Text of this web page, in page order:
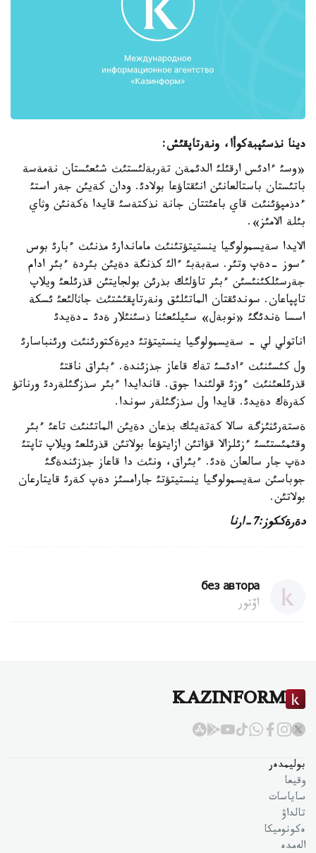
دينا نذسئپبةكوأا، ونةرتاپقئش:
«وسئ ءادئس ارقئلئ الدئمةن تةربةلئستئث شئعئستان نةمةسة
باتئستان باستالعانئن انئقتاؤعا بولادئ. ودان كةيئن جةر استئ
ءدذمپؤئنئث قاي باعئتتان جانة نذكتةسئ قايدا ةكةنئن وثاي
بئلة الامئز».
الايدا سةيسمولوگيا ينستيتؤتئنئث ماماندارئ مذنئث ءبارئ بوس
ءسوز -دةپ وتئر. سةبةبئ ءالئ كذنگة دةيئن بئردة ءبئر ادام
جةرسئلكئنئسئن ءبئر تاؤلئك بذرئن بولجايتئن قذرئلعئ ويلاپ
تاپپاعان. سوندئقتان الماتئلئق ونةرتاپقئشتئث جاثالئعئ ئسكة
اسسا ةندئگئ «نوبةل» سئيلئعئنا ذسئنئلار ةدئ -دةيدئ
اناتولي لي - سةيسمولوگيا ينستيتؤتئ ديرةكتورئنئث ورئنباسارئ
ول كئسئنئث ءادئسئ تةك قاعاز جذزئندة. ءبئراق ناقتئ
قذرئلعئنئث ءوزئ قولئندا جوق. قاندايدا ءبئر سذزگئلةردئ ورناتؤ
كةرةك دةيدئ. قايدا ول سذزگئلةر سوندا.
ةستةرئثئزگة سالا كةتةيئك بذعان دةيئن الماتئنئث تاعئ ءبئر
وقئمئستئسئ ءزئلزالا قؤاتئن ازايتؤعا بولاتئن قذرئلعئ ويلاپ تاپتئ
دةپ جار سالعان ةدئ. ءبئراق، ونئث دا قاعاز جذزئندةگئ
جوباسئن سةيسمولوگيا ينستيتؤتئ جارامسئز دةپ كةرئ قايتارعان
بولاتئن.
دةرةككوز:7-ارنا
без автора
اۆتور
KAZINFORM
بوليمدەر
وقيعا
ساياسات
تالداۋ
ەكونوميكا
الەمدە